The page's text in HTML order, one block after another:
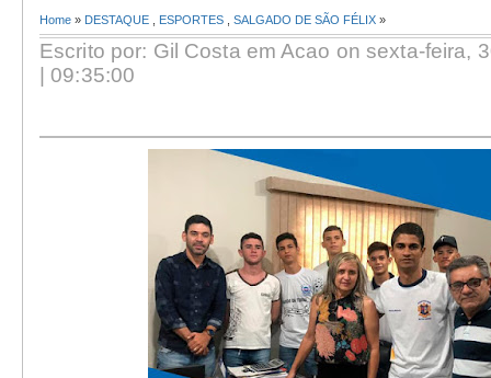
Home » DESTAQUE ESPORTES SALGADO DE SÃO FÉLIX »
Escrito por: Gil Costa em Acao on sexta-feira,
| 09:35:00